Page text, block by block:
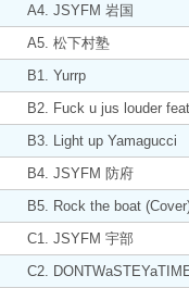
A4. JSYFM 岩国
A5. 松下村塾
B1. Yurrp
B2. Fuck u jus louder
B3. Light up Yamagucci
B4. JSYFM 防府
B5. Rock the boat
C1. JSYFM 宇部
C2.